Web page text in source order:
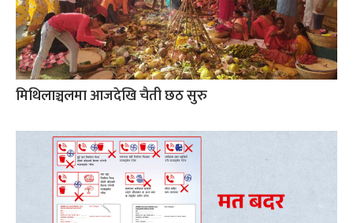
मिथिलाञ्चलमा आजदेखि चैती छठ सुरु